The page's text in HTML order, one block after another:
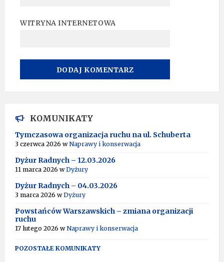
WITRYNA INTERNETOWA
T
E
R
N
T
I
E
:
KOMUNIKATY
Tymczasowa organizacja ruchu na ul. Schuberta
3 czerwca 2026 wNaprawy i konserwacja
Dyżur Radnych – 12.03.2026
11 marca 2026 wDyżury
Dyżur Radnych – 04.03.2026
3 marca 2026 wDyżury
Powstańców Warszawskich – zmiana organizacji
ruchu
17 lutego 2026 wNaprawy i konserwacja
POZOSTAŁE KOMUNIKATY